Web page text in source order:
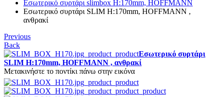
Εσωτερικό συρτάρι slimbox H:170mm, HOFFMANN
Εσωτερικό συρτάρι SLIM H:170mm, HOFFMANN ,
ανθρακί
Previous
Back
Εσωτερικό συρτάρι
SLIM H:170mm, HOFFMANN , ανθρακί
Μετακινήστε το ποντίκι πάνω στην εικόνα